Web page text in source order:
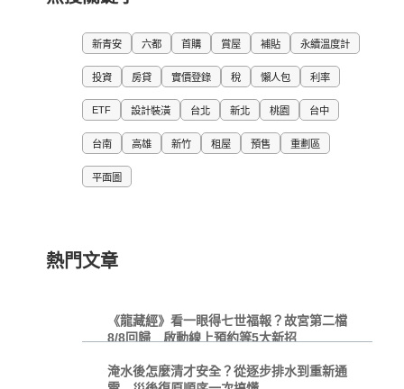
新青安 六都 首購 賞屋 補貼 永續溫度計
投資 房貸 實價登錄 稅 懶人包 利率
ETF 設計裝潢 台北 新北 桃園 台中
台南 高雄 新竹 租屋 預售 重劃區
平面圖
熱門文章
《龍藏經》看一眼得七世福報？故宮第二檔
8/8回歸 啟動線上預約等5大新招
淹水後怎麼清才安全？從逐步排水到重新通